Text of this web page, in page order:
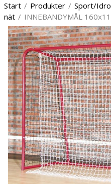
Start / Produkter / Sport/
nät / INNEBANDYMÅL